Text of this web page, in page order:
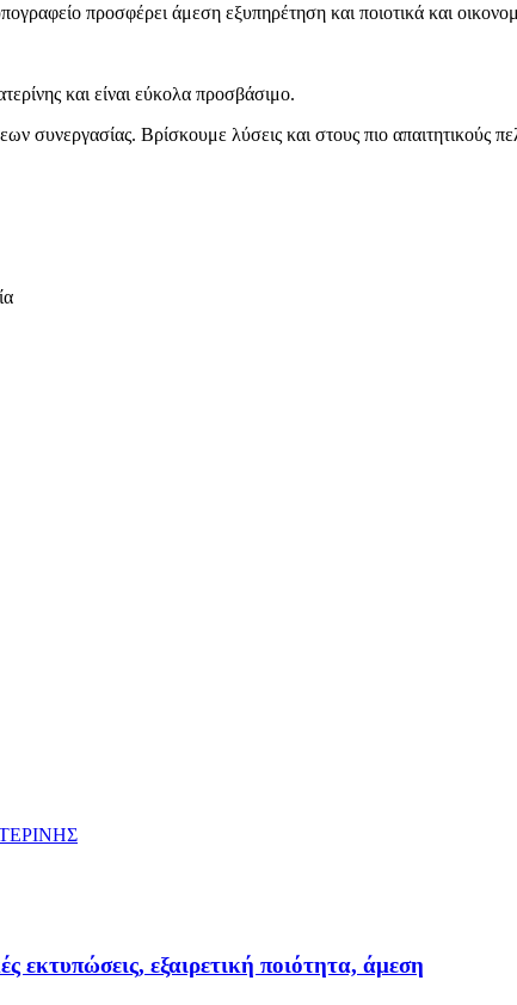
προσφέρει άμεση εξυπηρέτηση και ποιοτικά και
και είναι εύκολα προσβάσιμο.
συνεργασίας. Βρίσκουμε λύσεις και στους πιο απαιτητικούς
εξαιρετική ποιότητα, άμεση